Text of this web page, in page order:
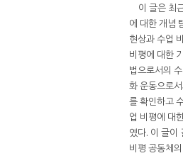
이 글은 최
에 대한 개념
현상과 수업
비평에 대한
법으로서의
화 운동으로
를 확인하고
업 비평에 대
였다. 이 글이
비평 공동체